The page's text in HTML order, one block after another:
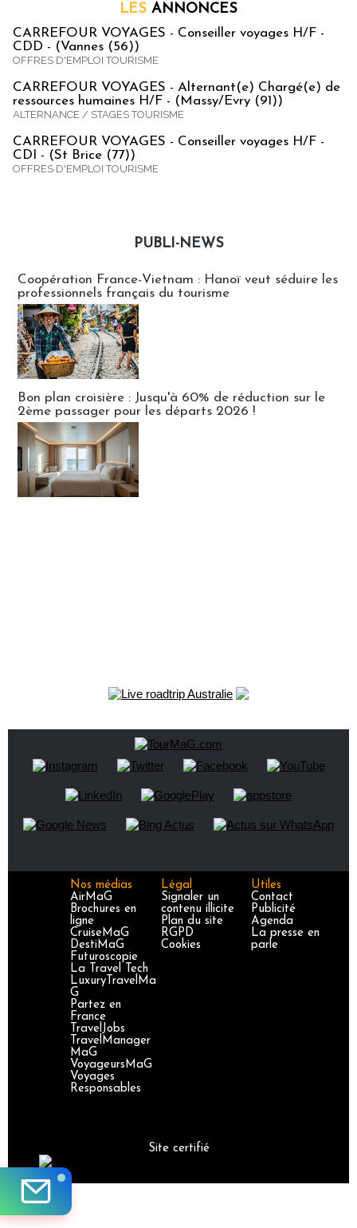
LES ANNONCES
CARREFOUR VOYAGES - Conseiller voyages H/F -
CDD - (Vannes (56))
OFFRES D'EMPLOI TOURISME
CARREFOUR VOYAGES - Alternant(e) Chargé(e) de
ressources humaines H/F - (Massy/Evry (91))
ALTERNANCE / STAGES TOURISME
CARREFOUR VOYAGES - Conseiller voyages H/F -
CDI - (St Brice (77))
OFFRES D'EMPLOI TOURISME
PUBLI-NEWS
Coopération France-Vietnam : Hanoï veut séduire les
professionnels français du tourisme
Bon plan croisière : Jusqu'à 60% de réduction sur le
2ème passager pour les départs 2026 !
Nos médias
AirMaG
Brochures en
ligne
CruiseMaG
DestiMaG
Futuroscopie
La Travel Tech
LuxuryTravelMa
G
Partez en
France
TravelJobs
TravelManager
MaG
VoyageursMaG
Voyages
Responsables
Légal
Signaler un
contenu illicite
Plan du site
RGPD
Cookies
Utiles
Contact
Publicité
Agenda
La presse en
parle
Site certifié